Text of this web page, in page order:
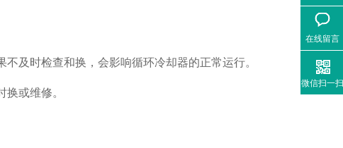
及时检查和换，会影响循环冷却器的正常运行。
或维修。
在线留言
微信扫一扫